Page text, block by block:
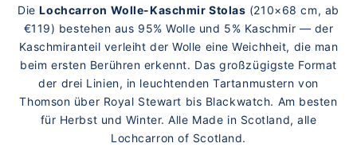
DieLochcarron Wolle-Kaschmir Stolas (210×68 cm, ab
€119) bestehen aus 95% Wolle und 5% Kaschmir — der
Kaschmiranteil verleiht der Wolle eine Weichheit, die man
beim ersten Berühren erkennt. Das großzügigste Format
der drei Linien, in leuchtenden Tartanmustern von
Thomson über Royal Stewart bis Blackwatch. Am besten
für Herbst und Winter. Alle Made in Scotland, alle
Lochcarron of Scotland.